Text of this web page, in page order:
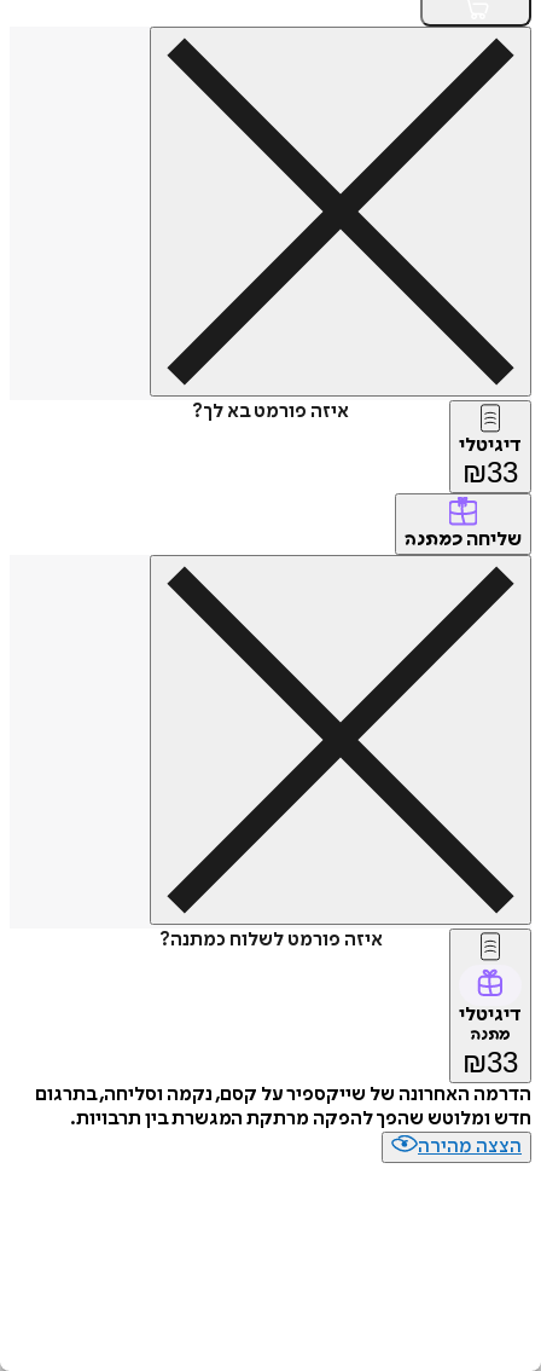
איזה פורמט בא לך?
דיגיטלי
₪33
שליחה כמתנה
איזה פורמט לשלוח כמתנה?
דיגיטלי
מתנה
₪33
הדרמה האחרונה של שייקספיר על קסם, נקמה וסליחה, בתרגום
חדש ומלוטש שהפך להפקה מרתקת המגשרת בין תרבויות.
הצצה מהירה